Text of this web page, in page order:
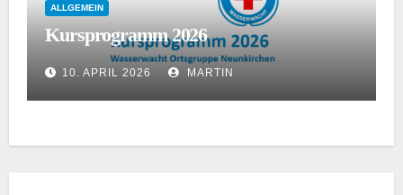
ALLGEMEIN
Kursprogramm 2026
10. APRIL 2026 MARTIN